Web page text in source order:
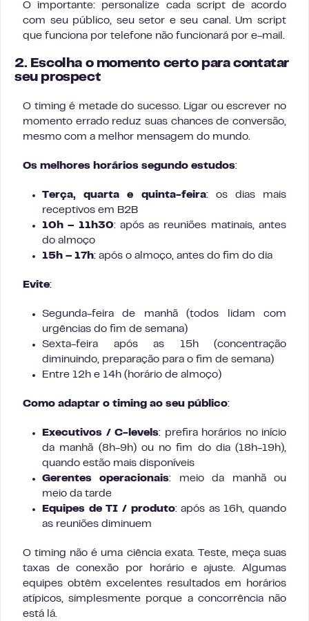
O importante: personalize cada script de acordo
com seu público, seu setor e seu canal. Um script
que funciona por telefone não funcionará por e-mail.
2. Escolha o momento certo para contatar
seu prospect
O timing é metade do sucesso. Ligar ou escrever no
momento errado reduz suas chances de conversão,
mesmo com a melhor mensagem do mundo.
Os melhores horários segundo estudos:
Terça, quarta e quinta-feira: os dias mais
receptivos em B2B
10h – 11h30: após as reuniões matinais, antes
do almoço
15h – 17h: após o almoço, antes do fim do dia
Evite:
Segunda-feira de manhã (todos lidam com
urgências do fim de semana)
Sexta-feira após as 15h (concentração
diminuindo, preparação para o fim de semana)
Entre 12h e 14h (horário de almoço)
Como adaptar o timing ao seu público:
Executivos / C-levels: prefira horários no início
da manhã (8h-9h) ou no fim do dia (18h-19h),
quando estão mais disponíveis
Gerentes operacionais: meio da manhã ou
meio da tarde
Equipes de TI / produto: após as 16h, quando
as reuniões diminuem
O timing não é uma ciência exata. Teste, meça suas
taxas de conexão por horário e ajuste. Algumas
equipes obtêm excelentes resultados em horários
atípicos, simplesmente porque a concorrência não
está lá.